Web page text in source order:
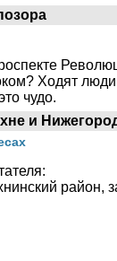
Ходят
чудо.
и
район,